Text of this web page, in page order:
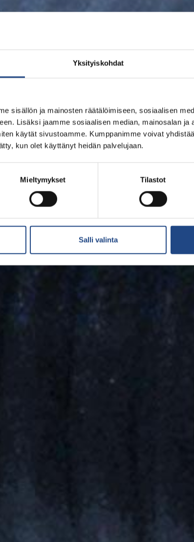
Yksityiskohdat
sisällön ja mainosten räätälöimiseen, sosiaalisen
Lisäksi jaamme sosiaalisen median, mainosalan ja
käytät sivustoamme. Kumppanimme voivat
kun olet käyttänyt heidän palvelujaan.
Mieltymykset Tilastot
Salli valinta